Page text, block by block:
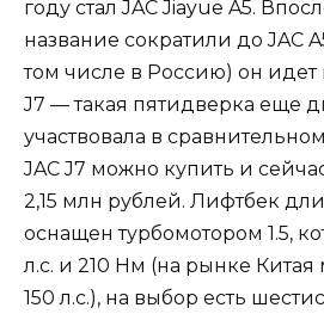
году стал JAC Jiayue A5.
название сократили до JAC
том числе в Россию) он
J7 — такая пятидверка еще
участвовала в
JAC J7 можно купить и
2,15 млн рублей. Лифтбек
оснащен турбомотором 1.5,
л.с. и 210 Нм (на рынке
150 л.с.), на выбор есть